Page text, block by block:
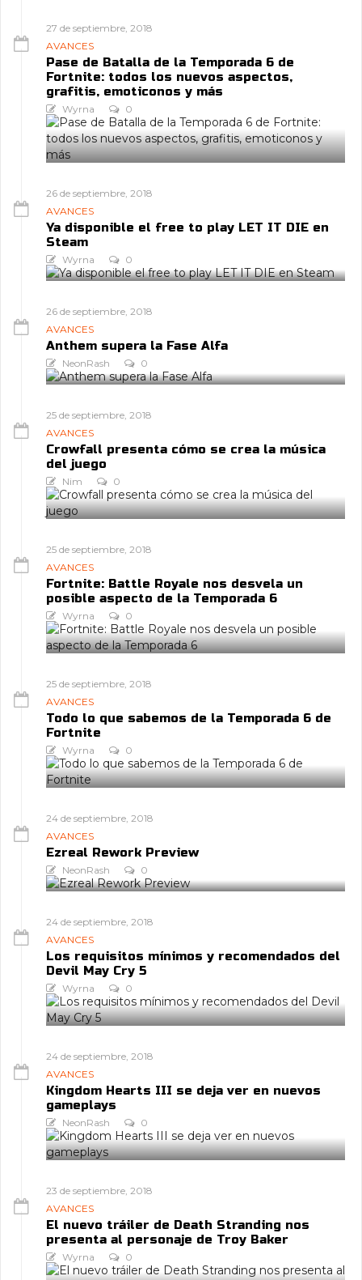
27 de septiembre, 2018
AVANCES
Pase de Batalla de la Temporada 6 de
Fortnite: todos los nuevos aspectos,
grafitis, emoticonos y más
Wyrna 0
26 de septiembre, 2018
AVANCES
Ya disponible el free to play LET IT DIE en
Steam
Wyrna 0
26 de septiembre, 2018
AVANCES
Anthem supera la Fase Alfa
NeonRash 0
25 de septiembre, 2018
AVANCES
Crowfall presenta cómo se crea la música
del juego
Nim 0
25 de septiembre, 2018
AVANCES
Fortnite: Battle Royale nos desvela un
posible aspecto de la Temporada 6
Wyrna 0
25 de septiembre, 2018
AVANCES
Todo lo que sabemos de la Temporada 6 de
Fortnite
Wyrna 0
24 de septiembre, 2018
AVANCES
Ezreal Rework Preview
NeonRash 0
24 de septiembre, 2018
AVANCES
Los requisitos mínimos y recomendados del
Devil May Cry 5
Wyrna 0
24 de septiembre, 2018
AVANCES
Kingdom Hearts III se deja ver en nuevos
gameplays
NeonRash 0
23 de septiembre, 2018
AVANCES
El nuevo tráiler de Death Stranding nos
presenta al personaje de Troy Baker
Wyrna 0